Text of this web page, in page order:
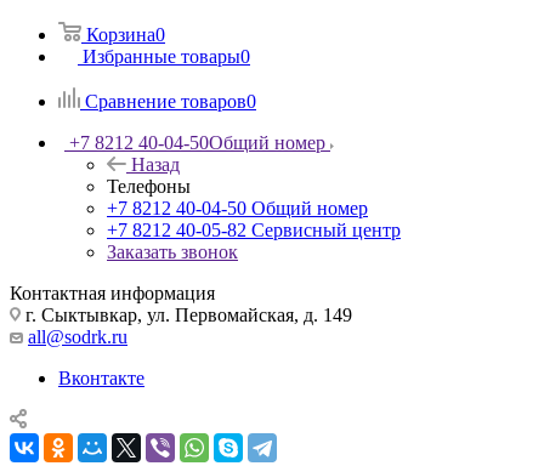
Корзина0
Избранные товары0
Сравнение товаров0
+7 8212 40-04-50Общий номер
Назад
Телефоны
+7 8212 40-04-50 Общий номер
+7 8212 40-05-82 Сервисный центр
Заказать звонок
Контактная информация
г. Сыктывкар, ул. Первомайская, д. 149
all@sodrk.ru
Вконтакте